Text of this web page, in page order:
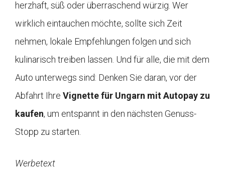
herzhaft, süß oder überraschend würzig. Wer
wirklich eintauchen möchte, sollte sich Zeit
nehmen, lokale Empfehlungen folgen und sich
kulinarisch treiben lassen. Und für alle, die mit dem
Auto unterwegs sind: Denken Sie daran, vor der
Abfahrt Ihre Vignette für Ungarn mit Autopay zu
kaufen, um entspannt in den nächsten Genuss-
Stopp zu starten.
Werbetext